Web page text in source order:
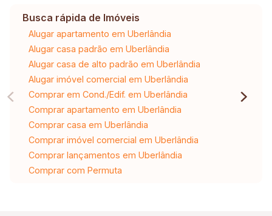
Busca rápida de Imóveis
Alugar apartamento em Uberlândia
Alugar casa padrão em Uberlândia
Alugar casa de alto padrão em Uberlândia
Alugar imóvel comercial em Uberlândia
Comprar em Cond./Edif. em Uberlândia
Comprar apartamento em Uberlândia
Comprar casa em Uberlândia
Comprar imóvel comercial em Uberlândia
Comprar lançamentos em Uberlândia
Comprar com Permuta